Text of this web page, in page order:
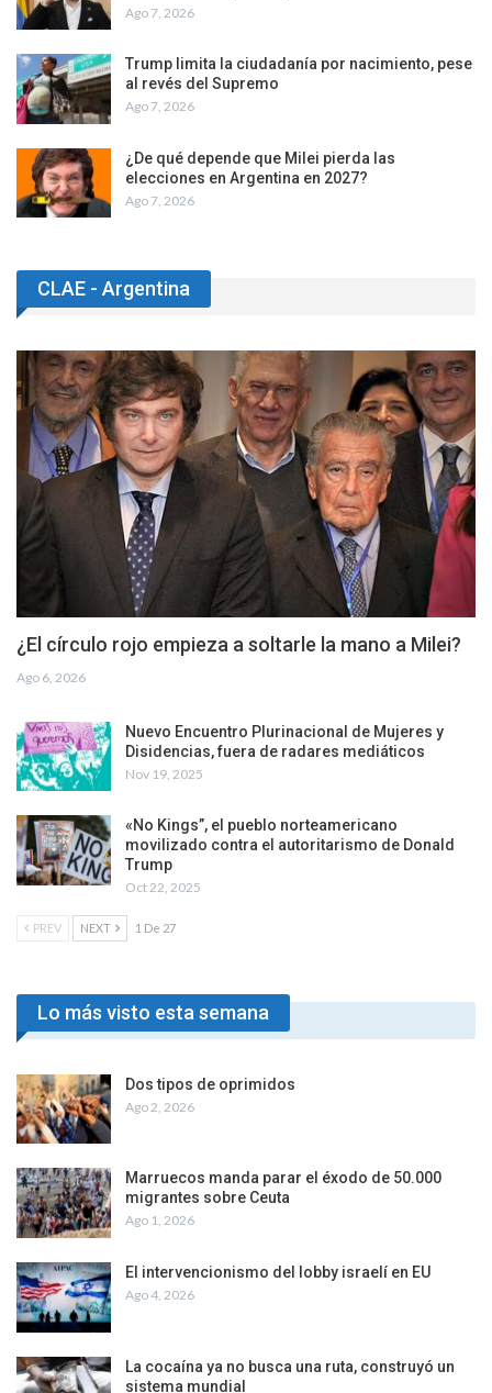
Ago 7, 2026
Trump limita la ciudadanía por nacimiento, pese
al revés del Supremo
Ago 7, 2026
¿De qué depende que Milei pierda las
elecciones en Argentina en 2027?
Ago 7, 2026
CLAE - Argentina
¿El círculo rojo empieza a soltarle la mano a Milei?
Ago 6, 2026
Nuevo Encuentro Plurinacional de Mujeres y
Disidencias, fuera de radares mediáticos
Nov 19, 2025
«No Kings”, el pueblo norteamericano
movilizado contra el autoritarismo de Donald
Trump
Oct 22, 2025
PREV NEXT 1 De 27
Lo más visto esta semana
Dos tipos de oprimidos
Ago 2, 2026
Marruecos manda parar el éxodo de 50.000
migrantes sobre Ceuta
Ago 1, 2026
El intervencionismo del lobby israelí en EU
Ago 4, 2026
La cocaína ya no busca una ruta, construyó un
sistema mundial